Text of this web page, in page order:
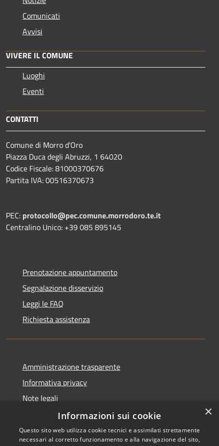
Comunicati
Avvisi
VIVERE IL COMUNE
Luoghi
Eventi
CONTATTI
Comune di Morro d'Oro
Piazza Duca degli Abruzzi, 1 64020
Codice Fiscale: 81000370676
Partita IVA: 00516370673
PEC: protocollo@pec.comune.morrodoro.te.it
Centralino Unico: +39 085 895145
Prenotazione appuntamento
Segnalazione disservizio
Leggi le FAQ
Richiesta assistenza
Amministrazione trasparente
Informativa privacy
Note legali
Dichiarazione di accessibilità
×
Informazioni sui cookie
Questo sito web utilizza cookie tecnici e assimilati strettamente
necessari al corretto funzionamento e alla navigazione del sito,